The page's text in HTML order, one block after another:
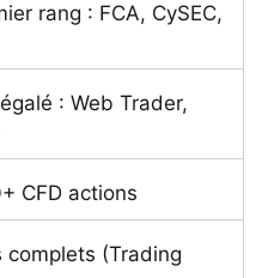
rang : FCA, CySEC,
: Web Trader,
CFD actions
(Trading